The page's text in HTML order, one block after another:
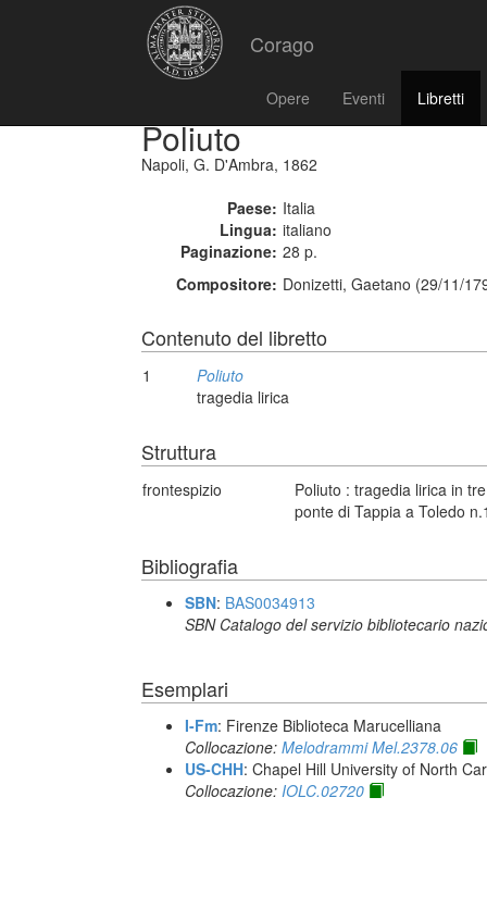
Corago
Opere Eventi Libretti
Poliuto
Napoli, G. D'Ambra, 1862
Paese: Italia
Lingua: italiano
Paginazione: 28 p.
Compositore: Donizetti, Gaetano (29/11/
Contenuto del libretto
1
Poliuto
tragedia lirica
Struttura
frontespizio
Poliuto : tragedia lirica in
ponte di Tappia a Toledo
Bibliografia
SBN: BAS0034913
SBN Catalogo del servizio bibliotecario
Esemplari
I-Fm: Firenze Biblioteca Marucelliana
Collocazione: Melodrammi Mel.2378.06
US-CHH: Chapel Hill University of North
Collocazione: IOLC.02720